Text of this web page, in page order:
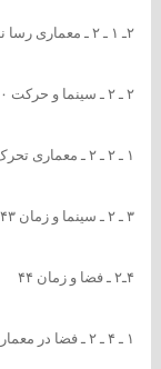
۲ـ ۱ ـ ۲ ـ معماری رسا نه ای « Media Architecture » ۳۴
۲ ـ ۲ ـ سینما و حرکت ۴۰
۱ ـ ۲ ـ ۲ ـ معماری تحرک وسکون ۴۲
۳ ـ ۲ ـ سینما و زمان ۴۳
۴ـ۲ ـ فضا و زمان ۴۴
۱ ـ ۴ ـ ۲ ـ فضا در معماری و سینمای امروزی. ۴۷